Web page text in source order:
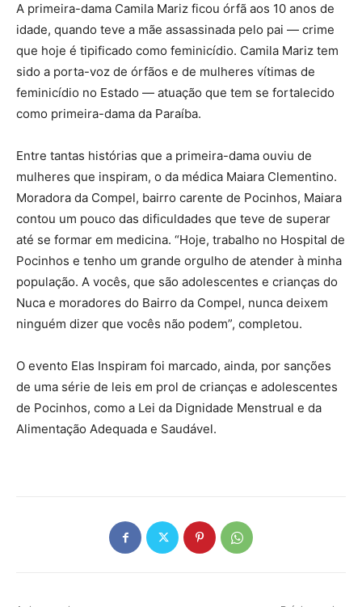
A primeira-dama Camila Mariz ficou órfã aos 10 anos de
idade, quando teve a mãe assassinada pelo pai — crime
que hoje é tipificado como feminicídio. Camila Mariz tem
sido a porta-voz de órfãos e de mulheres vítimas de
feminicídio no Estado — atuação que tem se fortalecido
como primeira-dama da Paraíba.
Entre tantas histórias que a primeira-dama ouviu de
mulheres que inspiram, o da médica Maiara Clementino.
Moradora da Compel, bairro carente de Pocinhos, Maiara
contou um pouco das dificuldades que teve de superar
até se formar em medicina. “Hoje, trabalho no Hospital de
Pocinhos e tenho um grande orgulho de atender à minha
população. A vocês, que são adolescentes e crianças do
Nuca e moradores do Bairro da Compel, nunca deixem
ninguém dizer que vocês não podem”, completou.
O evento Elas Inspiram foi marcado, ainda, por sanções
de uma série de leis em prol de crianças e adolescentes
de Pocinhos, como a Lei da Dignidade Menstrual e da
Alimentação Adequada e Saudável.